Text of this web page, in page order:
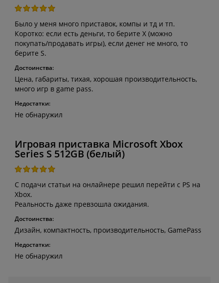
Было у меня много приставок, компы и тд и тп.
Коротко: если есть деньги, то берите Х (можно
покупать/продавать игры), если денег не много, то
берите S.
Достоинства:
Цена, габариты, тихая, хорошая производительность,
много игр в game pass.
Недостатки:
Не обнаружил
Игровая приставка Microsoft Xbox
Series S 512GB (белый)
С подачи статьи на онлайнере решил перейти с PS на
Xbox.
Реальность даже превзошла ожидания.
Достоинства:
Дизайн, компактность, производительность, GamePass
Недостатки:
Не обнаружил